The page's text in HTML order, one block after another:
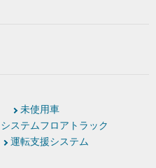
未使用車
システムフロアトラック
運転支援システム